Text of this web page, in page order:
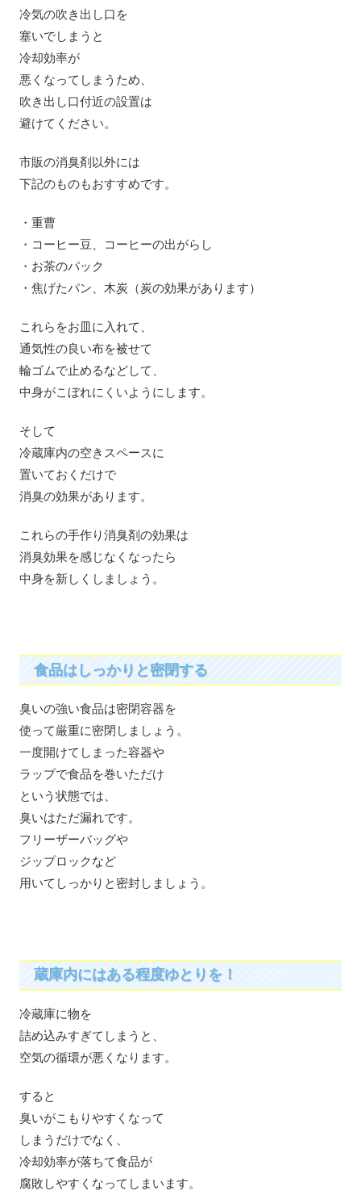
冷気の吹き出し口を
塞いでしまうと
冷却効率が
悪くなってしまうため、
吹き出し口付近の設置は
避けてください。
市販の消臭剤以外には
下記のものもおすすめです。
・重曹
・コーヒー豆、コーヒーの出がらし
・お茶のパック
・焦げたパン、木炭（炭の効果があります）
これらをお皿に入れて、
通気性の良い布を被せて
輪ゴムで止めるなどして、
中身がこぼれにくいようにします。
そして
冷蔵庫内の空きスペースに
置いておくだけで
消臭の効果があります。
これらの手作り消臭剤の効果は
消臭効果を感じなくなったら
中身を新しくしましょう。
食品はしっかりと密閉する
臭いの強い食品は密閉容器を
使って厳重に密閉しましょう。
一度開けてしまった容器や
ラップで食品を巻いただけ
という状態では、
臭いはただ漏れです。
フリーザーバッグや
ジップロックなど
用いてしっかりと密封しましょう。
蔵庫内にはある程度ゆとりを！
冷蔵庫に物を
詰め込みすぎてしまうと、
空気の循環が悪くなります。
すると
臭いがこもりやすくなって
しまうだけでなく、
冷却効率が落ちて食品が
腐敗しやすくなってしまいます。